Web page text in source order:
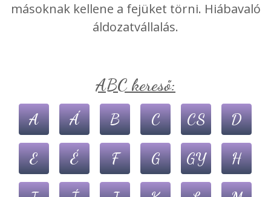
másoknak kellene a fejüket törni. Hiábavaló
áldozatvállalás.
ABC kereső:
A Á B C CS D
E É F G GY H